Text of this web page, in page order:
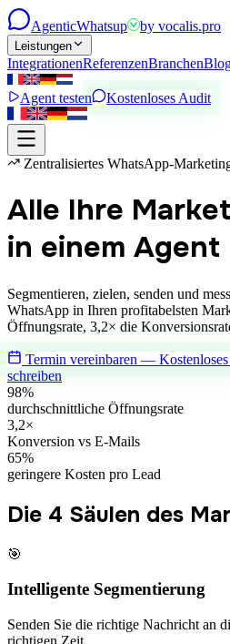
AgenticWhatsup by vocalis.pro
Leistungen
IntegrationenReferenzenBranchen
Agent testen Kostenloses Audit
Zentralisiertes WhatsApp-
Alle Ihre
in einem Agent
Segmentieren, zielen, senden und
WhatsApp in Ihren profitabelsten
Öffnungsrate, 3,2× die
Termin vereinbaren —
schreiben
98%
durchschnittliche Öffnungsrate
3,2×
Konversion vs E-Mails
65%
geringere Kosten pro Lead
Die 4 Säulen des
🎯
Intelligente Segmentierung
Senden Sie die richtige Nachricht an